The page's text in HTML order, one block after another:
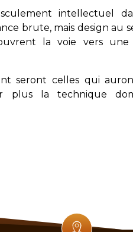
intellectuel
brute, mais design au
la voie vers
seront celles qui
plus la technique